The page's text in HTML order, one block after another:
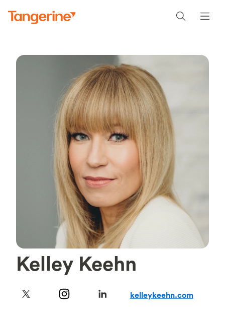
Kelley Keehn
kelleykeehn.com